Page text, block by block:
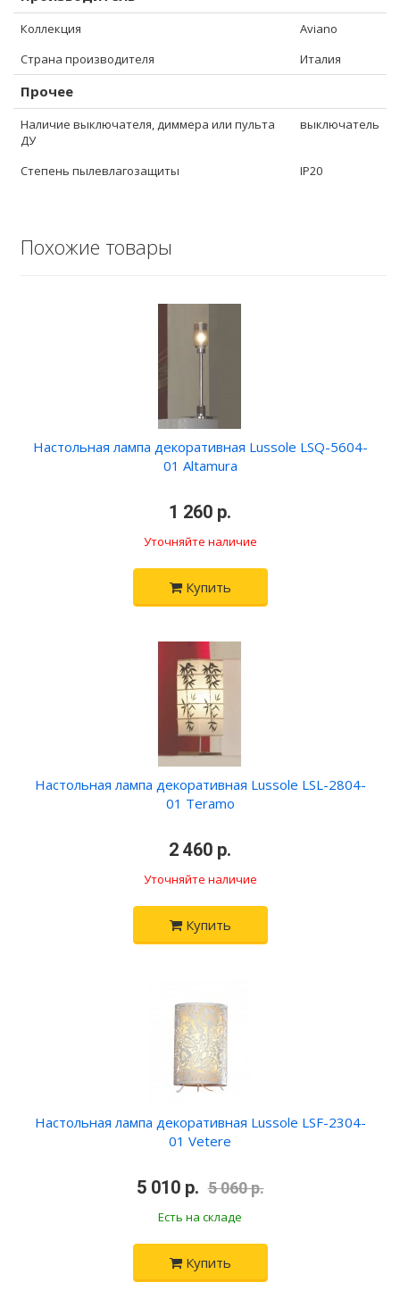
Коллекция
Aviano
Страна производителя
Италия
Прочее
Наличие выключателя, диммера или пульта
ДУ
выключатель
Степень пылевлагозащиты IP20
Похожие товары
Настольная лампа декоративная Lussole LSQ-5604-
01 Altamura
1 260 р.
Уточняйте наличие
Купить
Настольная лампа декоративная Lussole LSL-2804-
01 Teramo
2 460 р.
Уточняйте наличие
Купить
Настольная лампа декоративная Lussole LSF-2304-
01 Vetere
5 010 р. 5 060 р.
Есть на складе
Купить